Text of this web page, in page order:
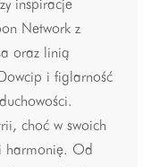
inspiracje
Network z
oraz linią
i figlarność
choć w swoich
i harmonię. Od